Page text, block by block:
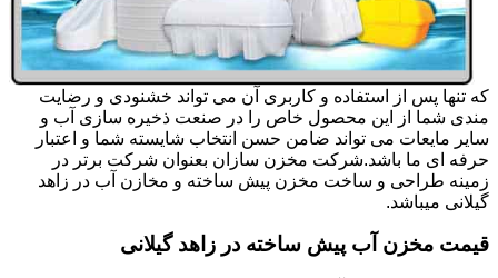
که تنها پس از استفاده و کاربری آن می تواند خشنودی و رضایت
مندی شما از این محصول خاص را در صنعت ذخیره سازی آب و
سایر مایعات می تواند ضامن حسن انتخاب شایسته شما و اعتبار
حرفه ای ما باشد.شرکت مخزن سازان بعنوان شرکت برتر در
زمینه طراحی و ساخت مخزن پیش ساخته و مخازن آب در زاهد
گیلانی میباشد.
قیمت مخزن آب پیش ساخته در زاهد گیلانی